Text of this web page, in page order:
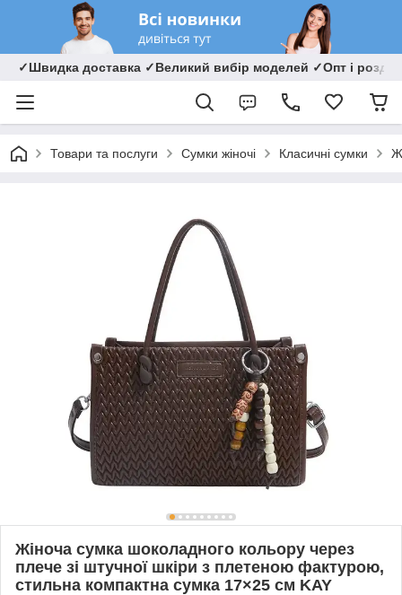
✓Швидка доставка ✓Великий вибір моделей ✓Опт і
Товари та послуги Сумки жіночі Класичні сумки
Жіноча сумка шоколадного кольору через
плече зі штучної шкіри з плетеною фактурою,
стильна компактна сумка 17×25 см KAY